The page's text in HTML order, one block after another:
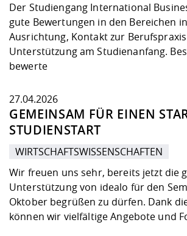
Der Studiengang International
gute Bewertungen in den Bereichen
Ausrichtung, Kontakt zur
Unterstützung am Studienanfang.
bewerte
GEMEINSAM FÜR EINEN
STUDIENSTART
27.04.2026
WIRTSCHAFTSWISSENSCHAFTEN
Wir freuen uns sehr, bereits jetzt die
Unterstützung von idealo für den
Oktober begrüßen zu dürfen. Dank
können wir vielfältige Angebote und